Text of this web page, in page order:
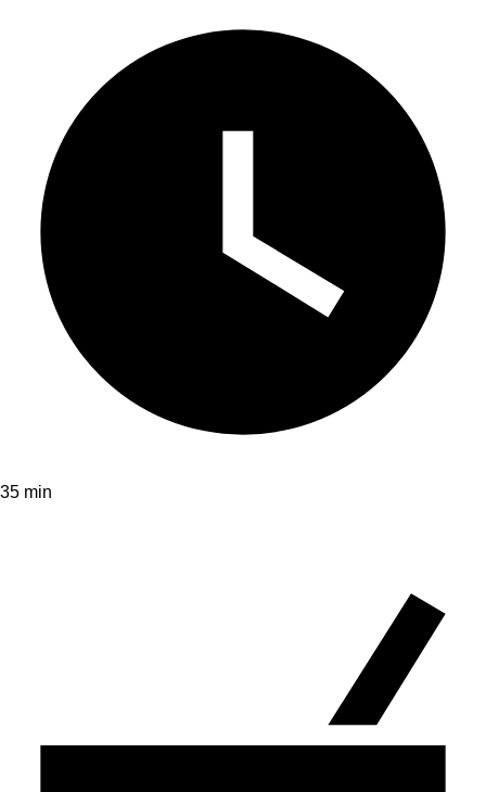
35 min